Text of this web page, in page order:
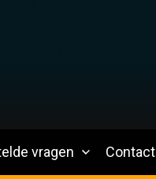
vragen Contact